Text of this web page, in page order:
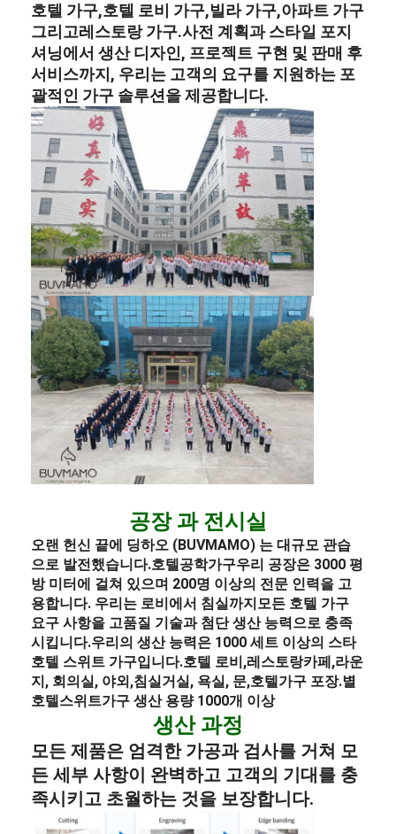
호텔 가구,호텔 로비 가구,빌라 가구,아파트 가구
그리고레스토랑 가구.사전 계획과 스타일 포지
셔닝에서 생산 디자인, 프로젝트 구현 및 판매 후
서비스까지, 우리는 고객의 요구를 지원하는 포
괄적인 가구 솔루션을 제공합니다.
공장 과 전시실
오랜 헌신 끝에 딩하오 (BUVMAMO) 는 대규모 관습
으로 발전했습니다.호텔공학가구우리 공장은 3000 평
방 미터에 걸쳐 있으며 200명 이상의 전문 인력을 고
용합니다. 우리는 로비에서 침실까지모든 호텔 가구
요구 사항을 고품질 기술과 첨단 생산 능력으로 충족
시킵니다.우리의 생산 능력은 1000 세트 이상의 스타
호텔 스위트 가구입니다.호텔 로비,레스토랑카페,라운
지, 회의실, 야외,침실거실, 욕실, 문,호텔가구 포장.별
호텔스위트가구 생산 용량 1000개 이상
생산 과정
모든 제품은 엄격한 가공과 검사를 거쳐 모
든 세부 사항이 완벽하고 고객의 기대를 충
족시키고 초월하는 것을 보장합니다.